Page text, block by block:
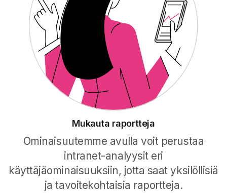
Mukauta raportteja
Ominaisuutemme avulla voit perustaa
intranet-analyysit eri
käyttäjäominaisuuksiin, jotta saat yksilöllisiä
ja tavoitekohtaisia raportteja.